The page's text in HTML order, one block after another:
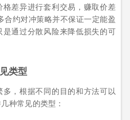
差异进行套利交易，赚取价差
合约对冲策略并不保证一定能盈
通过分散风险来降低损失的可
类型
，根据不同的目的和方法可以
种常见的类型：